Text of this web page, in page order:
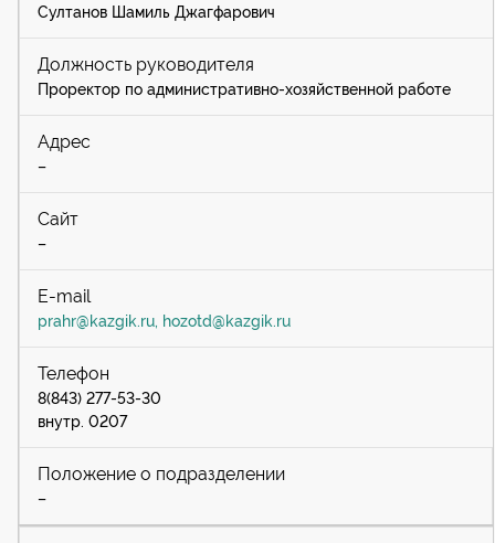
Султанов Шамиль Джагфарович
Проректор по административно-хозяйственной работе
–
–
prahr@kazgik.ru, hozotd@kazgik.ru
8(843) 277-53-30
внутр. 0207
–